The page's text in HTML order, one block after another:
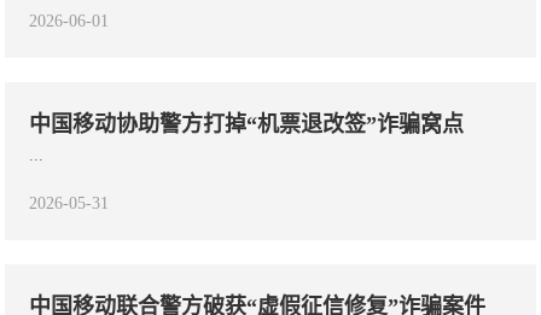
2026-06-01
中国移动协助警方打掉“机票退改签”诈骗窝点
...
2026-05-31
中国移动联合警方破获“虚假征信修复”诈骗案件